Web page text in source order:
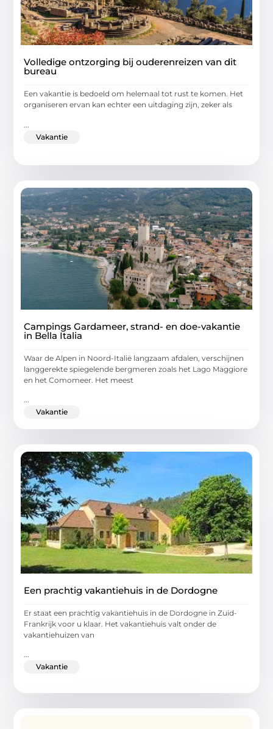
Volledige ontzorging bij ouderenreizen van dit
bureau
Een vakantie is bedoeld om helemaal tot rust te komen. Het
organiseren ervan kan echter een uitdaging zijn, zeker als
Vakantie
Campings Gardameer, strand- en doe-vakantie
in Bella Italia
Waar de Alpen in Noord-Italië langzaam afdalen, verschijnen
langgerekte spiegelende bergmeren zoals het Lago Maggiore
en het Comomeer. Het meest
...
Vakantie
Een prachtig vakantiehuis in de Dordogne
Er staat een prachtig vakantiehuis in de Dordogne in Zuid-
Frankrijk voor u klaar. Het vakantiehuis valt onder de
vakantiehuizen van
...
Vakantie